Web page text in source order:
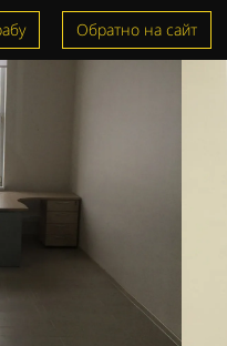
Обратно на сайт